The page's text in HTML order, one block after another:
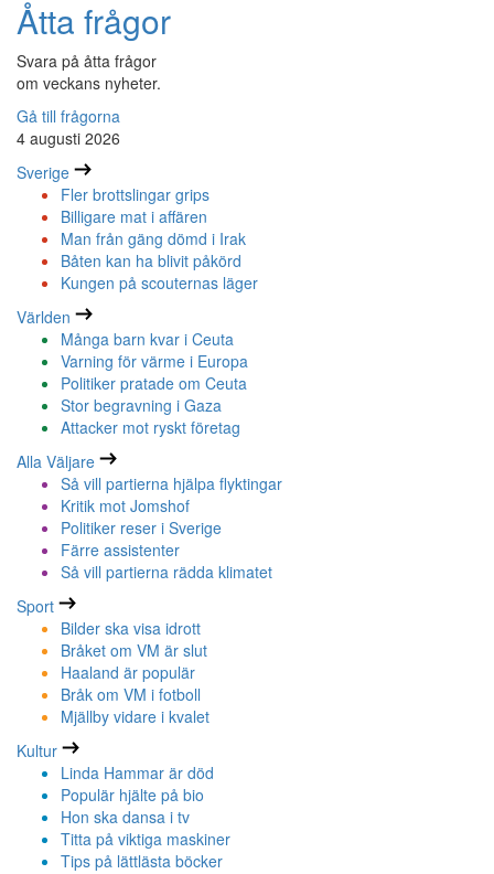
Åtta frågor
Svara på åtta frågor
om veckans nyheter.
Gå till frågorna
4 augusti 2026
Sverige
Fler brottslingar grips
Billigare mat i affären
Man från gäng dömd i Irak
Båten kan ha blivit påkörd
Kungen på scouternas läger
Världen
Många barn kvar i Ceuta
Varning för värme i Europa
Politiker pratade om Ceuta
Stor begravning i Gaza
Attacker mot ryskt företag
Alla Väljare
Så vill partierna hjälpa flyktingar
Kritik mot Jomshof
Politiker reser i Sverige
Färre assistenter
Så vill partierna rädda klimatet
Sport
Bilder ska visa idrott
Bråket om VM är slut
Haaland är populär
Bråk om VM i fotboll
Mjällby vidare i kvalet
Kultur
Linda Hammar är död
Populär hjälte på bio
Hon ska dansa i tv
Titta på viktiga maskiner
Tips på lättlästa böcker